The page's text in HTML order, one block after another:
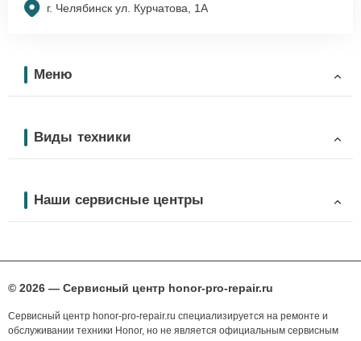
г. Челябинск ул. Курчатова, 1А
Меню
Виды техники
Наши сервисные центры
© 2026 — Сервисный центр honor-pro-repair.ru
Сервисный центр honor-pro-repair.ru специализируется на ремонте и
обслуживании техники Honor, но не является официальным сервисным